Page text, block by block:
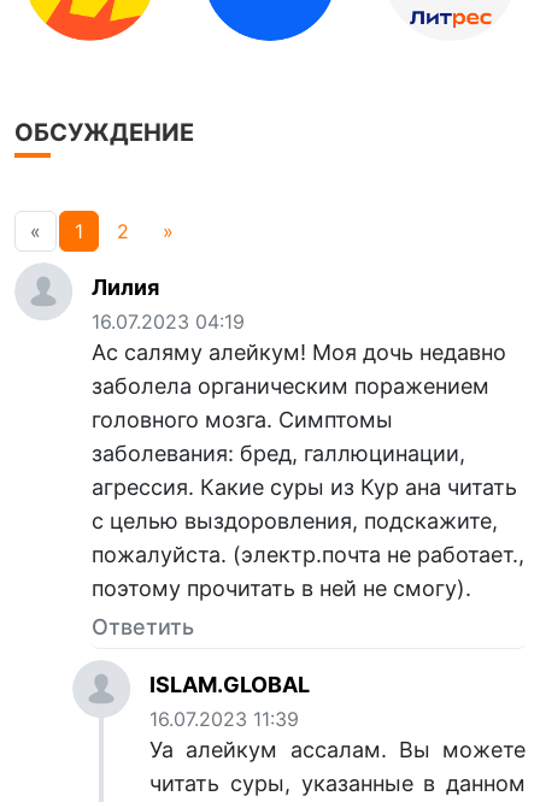
ОБСУЖДЕНИЕ
« 1 2 »
Лилия
16.07.2023 04:19
Ас саляму алейкум! Моя дочь недавно
заболела органическим поражением
головного мозга. Симптомы
заболевания: бред, галлюцинации,
агрессия. Какие суры из Кур ана читать
с целью выздоровления, подскажите,
пожалуйста. (электр.почта не работает.,
поэтому прочитать в ней не смогу).
Ответить
ISLAM.GLOBAL
16.07.2023 11:39
Уа алейкум ассалам. Вы можете
читать суры, указанные в данном